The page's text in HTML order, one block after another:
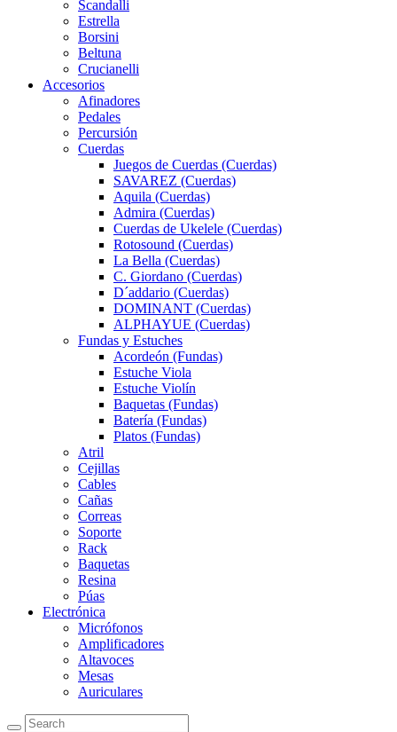
Scandalli
Estrella
Borsini
Beltuna
Crucianelli
Accesorios
Afinadores
Pedales
Percursión
Cuerdas
Juegos de Cuerdas (Cuerdas)
SAVAREZ (Cuerdas)
Aquila (Cuerdas)
Admira (Cuerdas)
Cuerdas de Ukelele (Cuerdas)
Rotosound (Cuerdas)
La Bella (Cuerdas)
C. Giordano (Cuerdas)
D´addario (Cuerdas)
DOMINANT (Cuerdas)
ALPHAYUE (Cuerdas)
Fundas y Estuches
Acordeón (Fundas)
Estuche Viola
Estuche Violín
Baquetas (Fundas)
Batería (Fundas)
Platos (Fundas)
Atril
Cejillas
Cables
Cañas
Correas
Soporte
Rack
Baquetas
Resina
Púas
Electrónica
Micrófonos
Amplificadores
Altavoces
Mesas
Auriculares